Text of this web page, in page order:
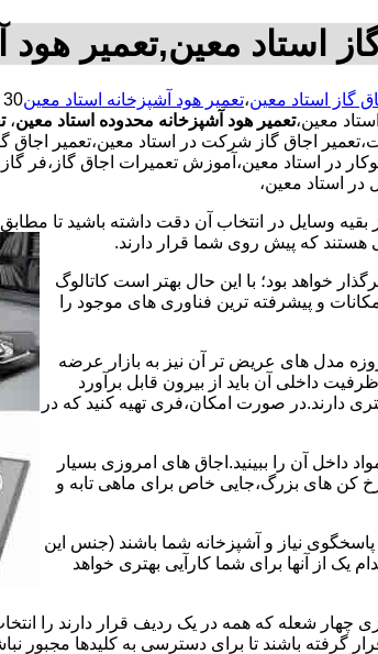
استاد معین,تعمیر هود
گاز استاد معین،تعمیر هود آشپزخانه استاد معین
معین،تعمیر هود آشپزخانه محدوده استاد معین،
اجاق گاز شرکت در استاد معین،تعمیر اجاق
در استاد معین،آموزش تعمیرات اجاق گاز،فر
در استاد معین،
وسایل در انتخاب آن دقت داشته باشید تا
هستند که پیش روی شما قرار دارند.
خواهد بود؛ با این حال بهتر است کاتالوگ
و پیشرفته ترین فناوری های موجود را
مدل های عریض تر آن نیز به بازار عرضه
داخلی آن باید از بیرون قابل برآورد
دارند.در صورت امکان،فری تهیه کنید که در
آن را ببینید.اجاق های امروزی بسیار
کن های بزرگ،جایی خاص برای ماهی تابه و
پاسخگوی نیاز و آشپزخانه شما باشند (جنس این
یک از آنها برای شما کارآیی بهتری خواهد
شعله که همه در یک ردیف قرار دارند را
گرفته باشند تا برای دسترسی به کلیدها